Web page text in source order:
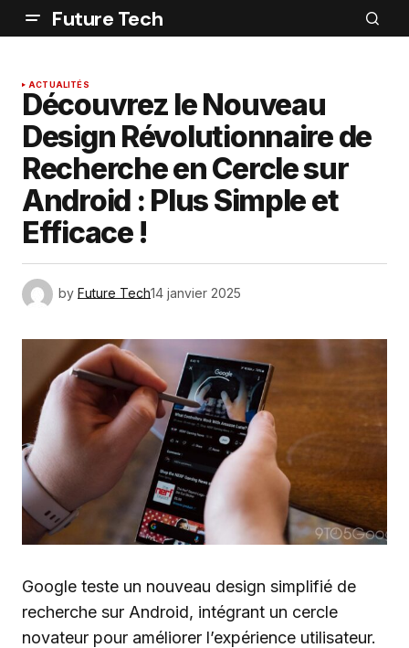
Future Tech
ACTUALITÉS
Découvrez le Nouveau
Design Révolutionnaire de
Recherche en Cercle sur
Android : Plus Simple et
Efficace !
by Future Tech14 janvier 2025
Google teste un nouveau design simplifié de
recherche sur Android, intégrant un cercle
novateur pour améliorer l’expérience utilisateur.